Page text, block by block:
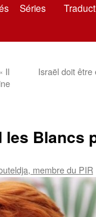
Séries
Il
Israël doit être
Blancs
membre du PIR